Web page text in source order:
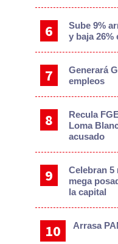
Sube 9%
y baja 26%
Generará
empleos
Recula
Loma
acusado
Celebran 5
mega
la capital
Arrasa